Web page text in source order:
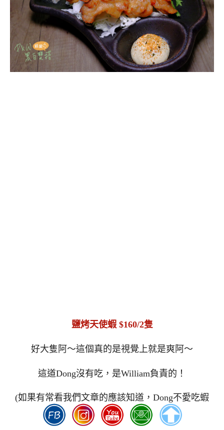
鹽烤天使蝦 $160/2隻
好大隻阿～這個真的是視覺上就是爽阿～
這道Dong沒有吃，是William負責的！
(如果有常看我們文章的應該知道，Dong不愛吃蝦
子)